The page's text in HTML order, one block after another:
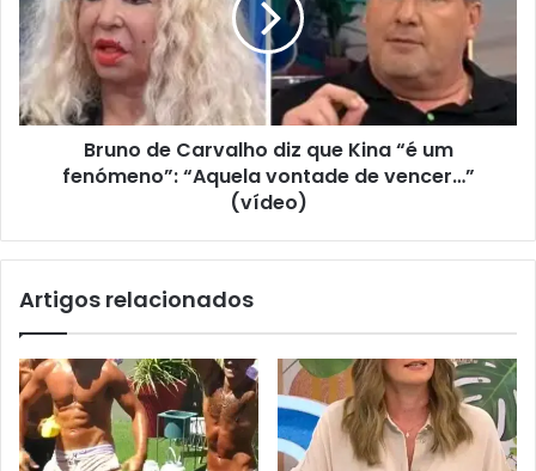
Bruno de Carvalho diz que Kina “é um
fenómeno”: “Aquela vontade de vencer…”
(vídeo)
Artigos relacionados